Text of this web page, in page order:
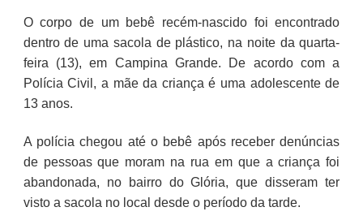
O corpo de um bebê recém-nascido foi encontrado
dentro de uma sacola de plástico, na noite da quarta-
feira (13), em Campina Grande. De acordo com a
Polícia Civil, a mãe da criança é uma adolescente de
13 anos.
A polícia chegou até o bebê após receber denúncias
de pessoas que moram na rua em que a criança foi
abandonada, no bairro do Glória, que disseram ter
visto a sacola no local desde o período da tarde.